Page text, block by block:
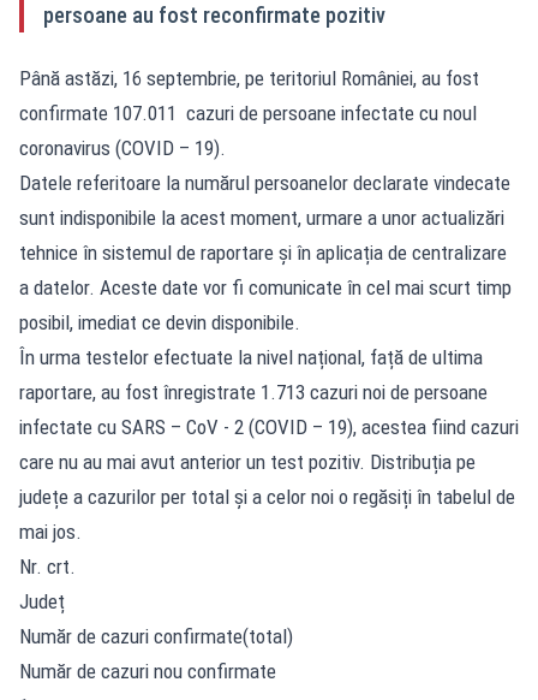
persoane au fost reconfirmate pozitiv
Până astăzi, 16 septembrie, pe teritoriul României, au fost
confirmate 107.011 cazuri de persoane infectate cu noul
coronavirus (COVID – 19).
Datele referitoare la numărul persoanelor declarate vindecate
sunt indisponibile la acest moment, urmare a unor actualizări
tehnice în sistemul de raportare și în aplicația de centralizare
a datelor. Aceste date vor fi comunicate în cel mai scurt timp
posibil, imediat ce devin disponibile.
În urma testelor efectuate la nivel național, față de ultima
raportare, au fost înregistrate 1.713 cazuri noi de persoane
infectate cu SARS – CoV - 2 (COVID – 19), acestea fiind cazuri
care nu au mai avut anterior un test pozitiv. Distribuția pe
județe a cazurilor per total și a celor noi o regăsiți în tabelul de
mai jos.
Nr. crt.
Județ
Număr de cazuri confirmate(total)
Număr de cazuri nou confirmate